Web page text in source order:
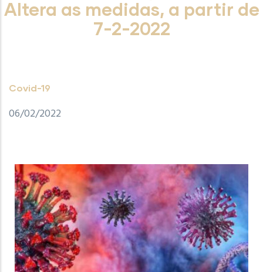
Altera as medidas, a partir de
7-2-2022
Covid-19
06/02/2022